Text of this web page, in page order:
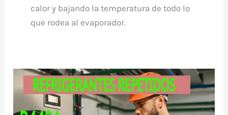
calor y bajando la temperatura de todo lo
que rodea al evaporador.